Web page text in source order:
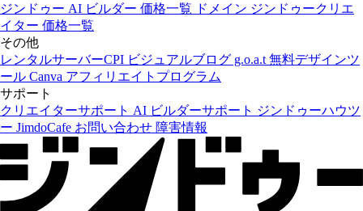
ジンドゥー AI ビルダー 価格一覧 ドメイン ジンドゥークリエ
イター 価格一覧
その他
レンタルサーバーCPI ビジュアルブログ g.o.a.t 無料デザインツ
ール Canva アフィリエイトプログラム
サポート
クリエイターサポート AI ビルダーサポート ジンドゥーハウツ
ー JimdoCafe お問い合わせ 障害情報